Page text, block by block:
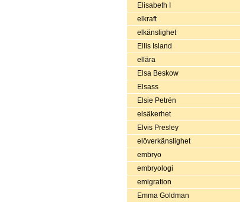
Elisabeth I
elkraft
elkänslighet
Ellis Island
ellära
Elsa Beskow
Elsass
Elsie Petrén
elsäkerhet
Elvis Presley
elöverkänslighet
embryo
embryologi
emigration
Emma Goldman